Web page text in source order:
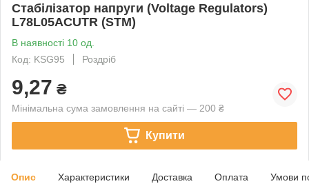
Стабілізатор напруги (Voltage Regulators)
L78L05ACUTR (STM)
В наявності 10 од.
Код: KSG95
Роздріб
9,27 ₴
Мінімальна сума замовлення на сайті — 200 ₴
Купити
Опис Характеристики Доставка Оплата Умови